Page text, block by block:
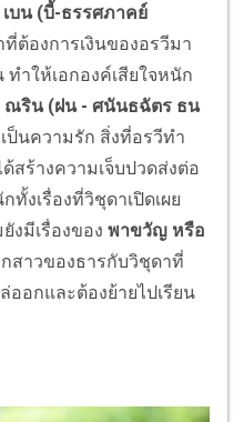
บน (บี้-ธรรศภาคย์
ต้องการเงินของอรวีมา
ำให้เอกองค์เสียใจหนัก
ณริน (ฝน - ศนันธฉัตร ธน
ป็นความรัก สิ่งที่อรวีทำ
สร้างความเจ็บปวดส่งต่อ
ทั้งเรื่องที่วิชุดาเปิดเผย
งมีเรื่องของ พาขวัญ หรือ
สาวของธารกับวิชุดาที่
อกและต้องย้ายไปเรียน